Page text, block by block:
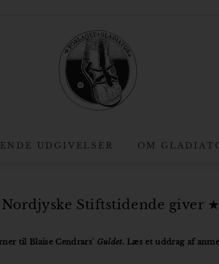
F
o
r
l
a
g
t
a
d
a
UDGIVELSER OM
Stiftstidende
til Blaise Cendrars' Guldet. Læs et uddrag af